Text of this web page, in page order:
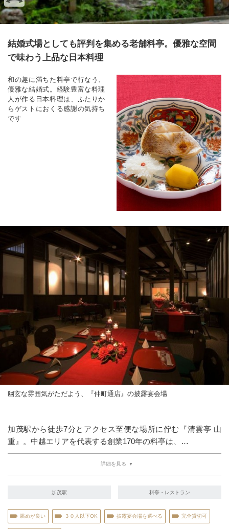
結婚式場としても評判を集める老舗料亭。優雅な空間
で味わう上品な日本料理
和の趣に満ちた料亭で行なう、
優雅な結婚式。経験豊富な料理
人が作る日本料理は、ふたりか
らゲストにおくる感謝の気持ち
です
幽玄な雰囲気がただよう、『仲町通店』の披露宴会場
加茂駅から徒歩7分とアクセス至便な場所に佇む『清雲亭 山
重』。中越エリアを代表する創業170年の料亭は、…
詳細を見る
加茂駅 料亭・レストラン
眺めが良い ３０人以下OK 披露宴会場を選べる 完全貸切可